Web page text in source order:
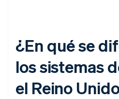
¿En qué se
los sistemas
el Reino